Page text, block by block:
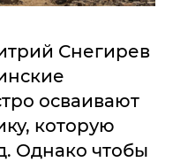
Снегирев
осваивают
которую
Однако чтобы